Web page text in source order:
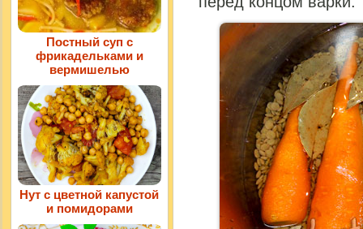
Постный суп с
фрикадельками и
вермишелью
Нут с цветной капустой
и помидорами